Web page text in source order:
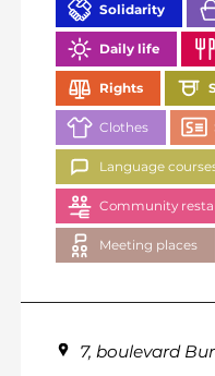
Solidarity
Daily life
Rights
Clothes
Language
Community
Meeting places
7, boulevard